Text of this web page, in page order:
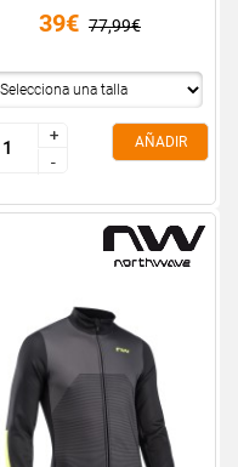
39€ 77,99€
+
-
+
-
AÑADIR